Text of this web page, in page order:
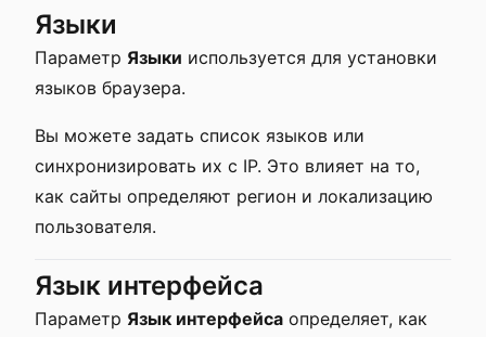
Языки
Параметр Языки используется для установки
языков браузера.
Вы можете задать список языков или
синхронизировать их с IP. Это влияет на то,
как сайты определяют регион и локализацию
пользователя.
Язык интерфейса
Параметр Язык интерфейса определяет, как